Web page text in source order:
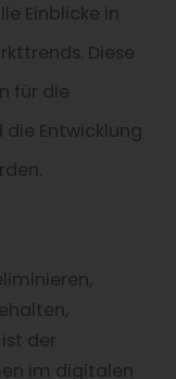
Einblicke in
Diese
für die
Entwicklung
der
im digitalen